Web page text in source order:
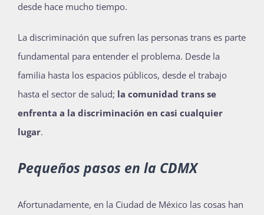
desde hace mucho tiempo.
La discriminación que sufren las personas trans es parte
fundamental para entender el problema. Desde la
familia hasta los espacios públicos, desde el trabajo
hasta el sector de salud; la comunidad trans se
enfrenta a la discriminación en casi cualquier
lugar.
Pequeños pasos en la CDMX
Afortunadamente, en la Ciudad de México las cosas han